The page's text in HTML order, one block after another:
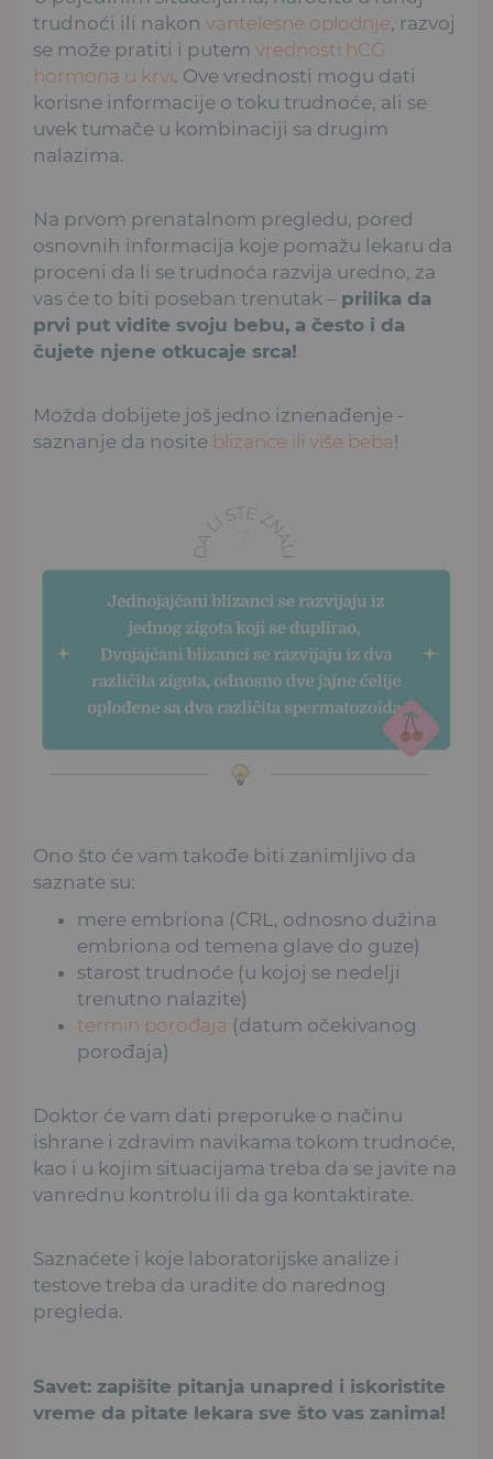
trudnoći ili nakon vantelesne oplodnje, razvoj
se može pratiti i putem vrednosti hCG
hormona u krvi. Ove vrednosti mogu dati
korisne informacije o toku trudnoće, ali se
uvek tumače u kombinaciji sa drugim
nalazima.
Na prvom prenatalnom pregledu, pored
osnovnih informacija koje pomažu lekaru da
proceni da li se trudnoća razvija uredno, za
vas će to biti poseban trenutak – prilika da
prvi put vidite svoju bebu, a često i da
čujete njene otkucaje srca!
Možda dobijete još jedno iznenađenje -
saznanje da nosite blizance ili više beba!
Ono što će vam takođe biti zanimljivo da
saznate su:
mere embriona (CRL, odnosno dužina
embriona od temena glave do guze)
starost trudnoće (u kojoj se nedelji
trenutno nalazite)
termin porođaja (datum očekivanog
porođaja)
Doktor će vam dati preporuke o načinu
ishrane i zdravim navikama tokom trudnoće,
kao i u kojim situacijama treba da se javite na
vanrednu kontrolu ili da ga kontaktirate.
Saznaćete i koje laboratorijske analize i
testove treba da uradite do narednog
pregleda.
Savet: zapišite pitanja unapred i iskoristite
vreme da pitate lekara sve što vas zanima!